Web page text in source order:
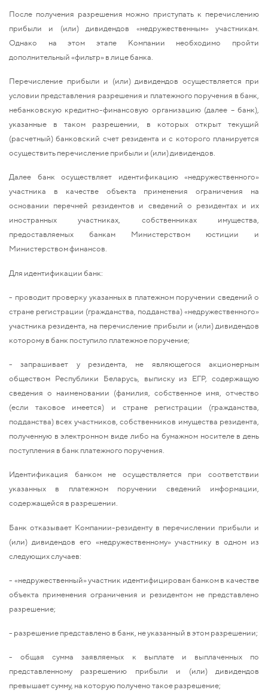
После получения разрешения можно приступать к перечислению
прибыли и (или) дивидендов «недружественным» участникам.
Однако на этом этапе Компании необходимо пройти
дополнительный «фильтр» в лице банка.
Перечисление прибыли и (или) дивидендов осуществляется при
условии представления разрешения и платежного поручения в банк,
небанковскую кредитно-финансовую организацию (далее – банк),
указанные в таком разрешении, в которых открыт текущий
(расчетный) банковский счет резидента и с которого планируется
осуществить перечисление прибыли и (или) дивидендов.
Далее банк осуществляет идентификацию «недружественного»
участника в качестве объекта применения ограничения на
основании перечней резидентов и сведений о резидентах и их
иностранных участниках, собственниках имущества,
предоставляемых банкам Министерством юстиции и
Министерством финансов.
Для идентификации банк:
- проводит проверку указанных в платежном поручении сведений о
стране регистрации (гражданства, подданства) «недружественного»
участника резидента, на перечисление прибыли и (или) дивидендов
которому в банк поступило платежное поручение;
- запрашивает у резидента, не являющегося акционерным
обществом Республики Беларусь, выписку из ЕГР, содержащую
сведения о наименовании (фамилия, собственное имя, отчество
(если таковое имеется) и стране регистрации (гражданства,
подданства) всех участников, собственников имущества резидента,
полученную в электронном виде либо на бумажном носителе в день
поступления в банк платежного поручения.
Идентификация банком не осуществляется при соответствии
указанных в платежном поручении сведений информации,
содержащейся в разрешении.
Банк отказывает Компании-резиденту в перечислении прибыли и
(или) дивидендов его «недружественному» участнику в одном из
следующих случаев:
- «недружественный» участник идентифицирован банком в качестве
объекта применения ограничения и резидентом не представлено
разрешение;
- разрешение представлено в банк, не указанный в этом разрешении;
- общая сумма заявляемых к выплате и выплаченных по
представленному разрешению прибыли и (или) дивидендов
превышает сумму, на которую получено такое разрешение;